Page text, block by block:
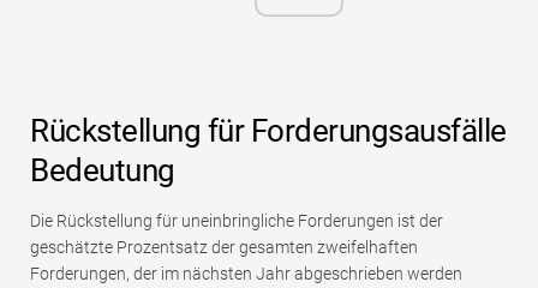
Rückstellung für Forderungsausfälle
Bedeutung
Die Rückstellung für uneinbringliche Forderungen ist der
geschätzte Prozentsatz der gesamten zweifelhaften
Forderungen, der im nächsten Jahr abgeschrieben werden